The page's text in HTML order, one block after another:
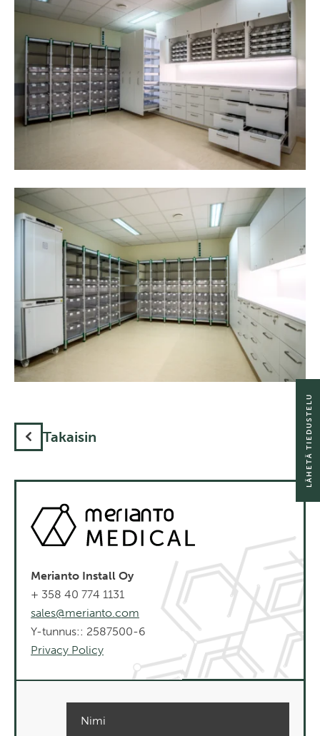
Takaisin
Merianto Install Oy
+ 358 40 774 1131
sales@merianto.com
Y-tunnus:: 2587500-6
Privacy Policy
LÄHETÄ TIEDUSTELU